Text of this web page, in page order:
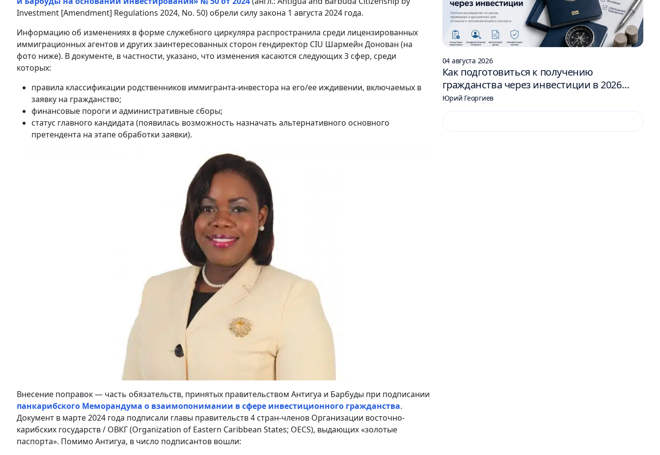
Investment [Amendment] Regulations 2024, No. 50) обрели силу закона 1 августа 2024 года.
Информацию об изменениях в форме служебного циркуляра распространила среди лицензированных
иммиграционных агентов и других заинтересованных сторон гендиректор CIU Шармейн Донован (на
фото ниже). В документе, в частности, указано, что изменения касаются следующих 3 сфер, среди
которых:
правила классификации родственников иммигранта-инвестора на его/ее иждивении, включаемых в
заявку на гражданство;
финансовые пороги и административные сборы;
статус главного кандидата (появилась возможность назначать альтернативного основного
претендента на этапе обработки заявки).
Внесение поправок — часть обязательств, принятых правительством Антигуа и Барбуды при подписании
панкарибского Меморандума о взаимопонимании в сфере инвестиционного гражданства.
Документ в марте 2024 года подписали главы правительств 4 стран-членов Организации восточно-
карибских государств / ОВКГ (Organization of Eastern Caribbean States; OECS), выдающих «золотые
паспорта». Помимо Антигуа, в число подписантов вошли:
04 августа 2026
Как подготовиться к получению
гражданства через инвестиции в 2026
году: 6 шагов
Юрий Георгиев